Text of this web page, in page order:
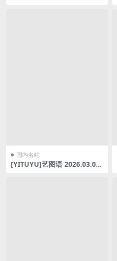
国内名站
[YITUYU]艺图语 2026.03.06